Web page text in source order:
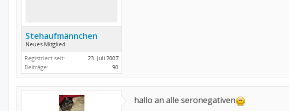
Stehaufmännchen
Neues Mitglied
Registriert seit:
23. Juli 2007
Beiträge:
90
hallo an alle seronegativen